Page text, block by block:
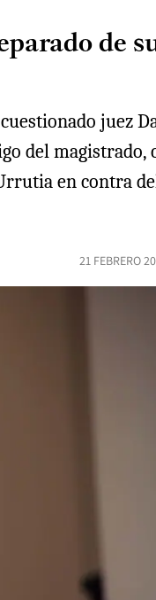
de
juez
del
en contra
21 FEBRERO